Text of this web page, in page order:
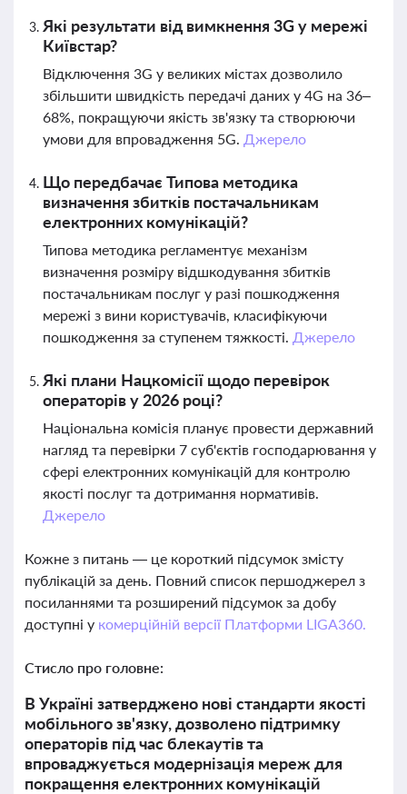
Які результати від вимкнення 3G у мережі
Київстар?
Відключення 3G у великих містах дозволило
збільшити швидкість передачі даних у 4G на 36–
68%, покращуючи якість зв'язку та створюючи
умови для впровадження 5G. Джерело
Що передбачає Типова методика
визначення збитків постачальникам
електронних комунікацій?
Типова методика регламентує механізм
визначення розміру відшкодування збитків
постачальникам послуг у разі пошкодження
мережі з вини користувачів, класифікуючи
пошкодження за ступенем тяжкості. Джерело
Які плани Нацкомісії щодо перевірок
операторів у 2026 році?
Національна комісія планує провести державний
нагляд та перевірки 7 суб'єктів господарювання у
сфері електронних комунікацій для контролю
якості послуг та дотримання нормативів.
Джерело
Кожне з питань — це короткий підсумок змісту
публікацій за день. Повний список першоджерел з
посиланнями та розширений підсумок за добу
доступні у комерційній версії Платформи LIGA360.
Стисло про головне:
В Україні затверджено нові стандарти якості
мобільного зв'язку, дозволено підтримку
операторів під час блекаутів та
впроваджується модернізація мереж для
покращення електронних комунікацій